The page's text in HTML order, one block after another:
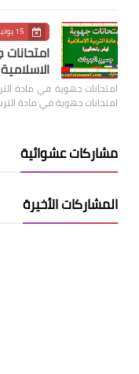
15 يونيو 2023
امتحانات جهوية في مادة
امتحانات جهوية في مادة
مشاركات عشوائية
المشاركات الأخيرة